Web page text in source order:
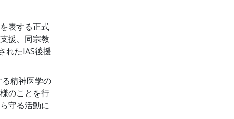
表する正式
援、同宗教
れたIAS後援
精神医学の
のことを行
守る活動に